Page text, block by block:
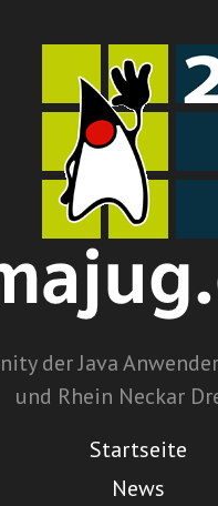
der Java
und Rhein Neckar
Startseite
News